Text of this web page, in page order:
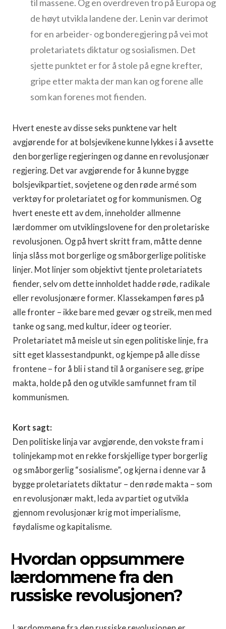
til massene. Og en overdreven tro på Europa og
de høyt utvikla landene der. Lenin var derimot
for en arbeider- og bonderegjering på vei mot
proletariatets diktatur og sosialismen. Det
sjette punktet er for å stole på egne krefter,
gripe etter makta der man kan og forene alle
som kan forenes mot fienden.
Hvert eneste av disse seks punktene var helt
avgjørende for at bolsjevikene kunne lykkes i å avsette
den borgerlige regjeringen og danne en revolusjonær
regjering. Det var avgjørende for å kunne bygge
bolsjevikpartiet, sovjetene og den røde armé som
verktøy for proletariatet og for kommunismen. Og
hvert eneste ett av dem, inneholder allmenne
lærdommer om utviklingslovene for den proletariske
revolusjonen. Og på hvert skritt fram, måtte denne
linja slåss mot borgerlige og småborgerlige politiske
linjer. Mot linjer som objektivt tjente proletariatets
fiender, selv om dette innholdet hadde røde, radikale
eller revolusjonære former. Klassekampen føres på
alle fronter – ikke bare med gevær og streik, men med
tanke og sang, med kultur, ideer og teorier.
Proletariatet må meisle ut sin egen politiske linje, fra
sitt eget klassestandpunkt, og kjempe på alle disse
frontene – for å bli i stand til å organisere seg, gripe
makta, holde på den og utvikle samfunnet fram til
kommunismen.
Kort sagt:
Den politiske linja var avgjørende, den vokste fram i
tolinjekamp mot en rekke forskjellige typer borgerlig
og småborgerlig “sosialisme”, og kjerna i denne var å
bygge proletariatets diktatur – den røde makta – som
en revolusjonær makt, leda av partiet og utvikla
gjennom revolusjonær krig mot imperialisme,
føydalisme og kapitalisme.
Hvordan oppsummere
lærdommene fra den
russiske revolusjonen?